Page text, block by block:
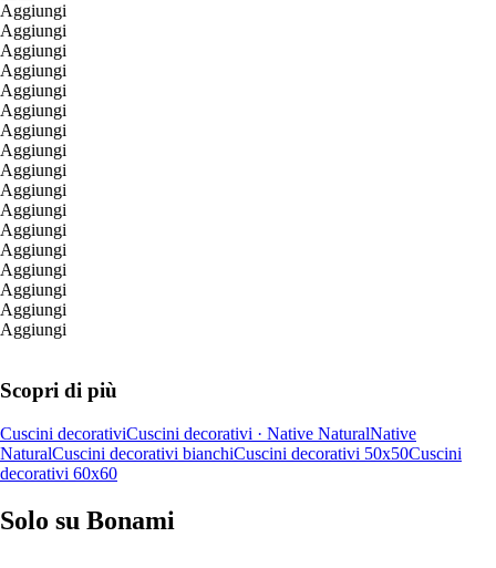
Aggiungi
Aggiungi
Aggiungi
Aggiungi
Aggiungi
Aggiungi
Aggiungi
Aggiungi
Aggiungi
Aggiungi
Aggiungi
Aggiungi
Aggiungi
Aggiungi
Aggiungi
Aggiungi
Aggiungi
Scopri di più
Cuscini decorativiCuscini decorativi · Native NaturalNative
NaturalCuscini decorativi bianchiCuscini decorativi 50x50Cuscini
decorativi 60x60
Solo su Bonami